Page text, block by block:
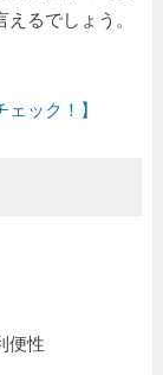
るでしょう。
ック！】
便性